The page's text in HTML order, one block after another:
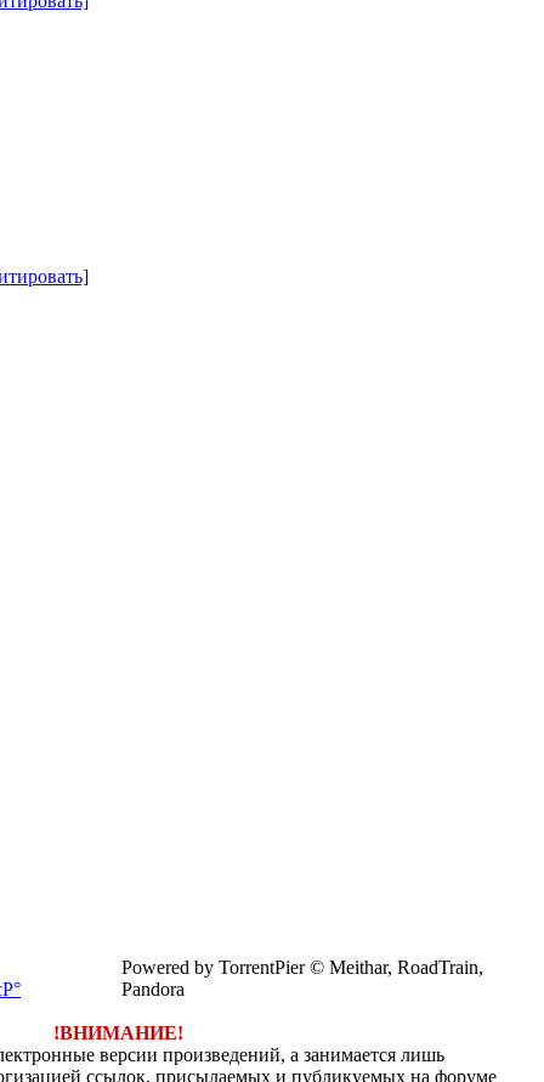
Powered by TorrentPier © Meithar, RoadTrain,
Pandora
!ВНИМАНИЕ!
версии произведений, а занимается лишь
ссылок, присылаемых и публикуемых на форуме